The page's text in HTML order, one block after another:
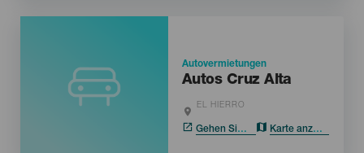
Autovermietungen
Autos Cruz Alta
EL HIERRO
Gehen Sie ins WebKarte anzeigen